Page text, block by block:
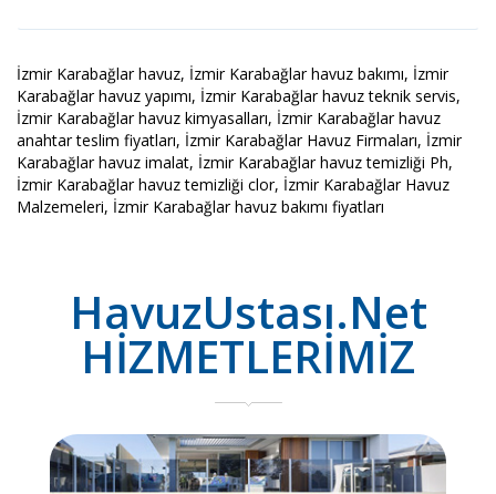
İzmir Karabağlar havuz, İzmir Karabağlar havuz bakımı, İzmir
Karabağlar havuz yapımı, İzmir Karabağlar havuz teknik servis,
İzmir Karabağlar havuz kimyasalları, İzmir Karabağlar havuz
anahtar teslim fiyatları, İzmir Karabağlar Havuz Firmaları, İzmir
Karabağlar havuz imalat, İzmir Karabağlar havuz temizliği Ph,
İzmir Karabağlar havuz temizliği clor, İzmir Karabağlar Havuz
Malzemeleri, İzmir Karabağlar havuz bakımı fiyatları
HavuzUstası.Net
HİZMETLERİMİZ